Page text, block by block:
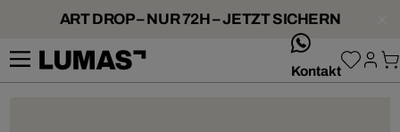
ART DROP – NUR 72H – JETZT SICHERN
Kontakt